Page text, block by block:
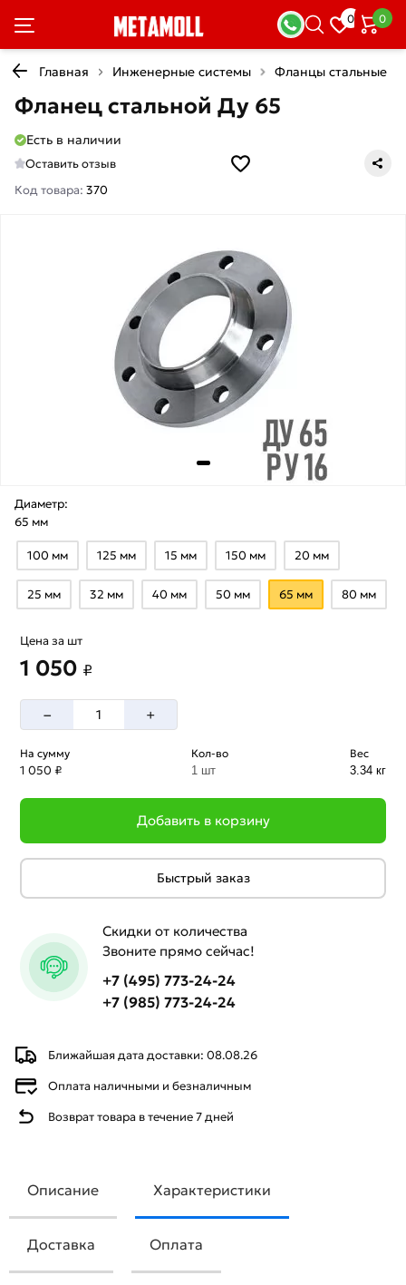
0 0
Главная Инженерные системы Фланцы стальные
Фланец стальной Ду 65
Есть в наличии
Оставить отзыв
Код товара: 370
Диаметр:
65 мм
100 мм 125 мм 15 мм 150 мм 20 мм
25 мм 32 мм 40 мм 50 мм 65 мм 80 мм
Ближайшая дата доставки: 08.08.26
Оплата наличными и безналичным
Возврат товара в течение 7 дней
Цена за шт
1 050 ₽
– +
На сумму
1 050 ₽
Кол-во
1 шт
Вес
3.34 кг
Добавить в корзину
Быстрый заказ
Скидки от количества
Звоните прямо сейчас!
+7 (495) 773-24-24
+7 (985) 773-24-24
Описание Характеристики
Доставка Оплата